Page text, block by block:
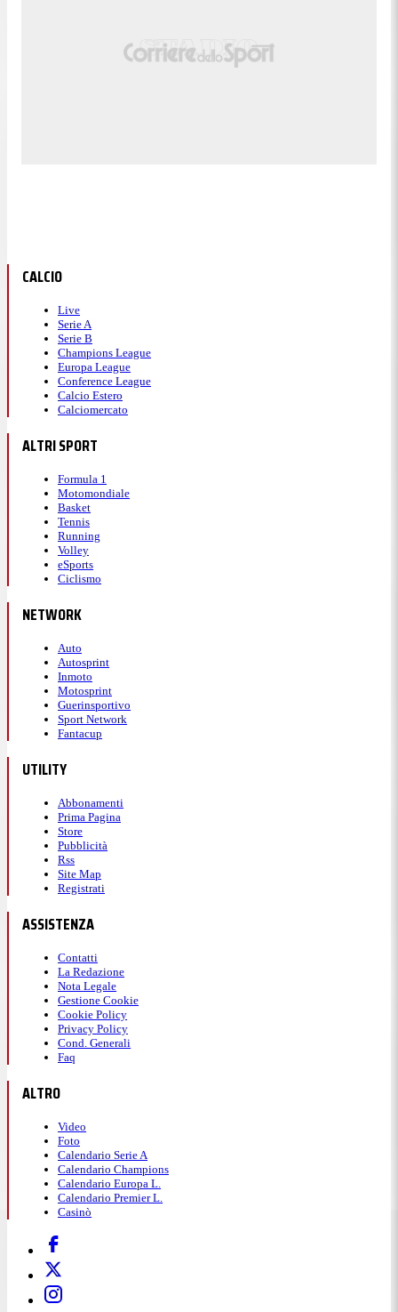
CALCIO
Live
Serie A
Serie B
Champions League
Europa League
Conference League
Calcio Estero
Calciomercato
ALTRI SPORT
Formula 1
Motomondiale
Basket
Tennis
Running
Volley
eSports
Ciclismo
NETWORK
Auto
Autosprint
Inmoto
Motosprint
Guerinsportivo
Sport Network
Fantacup
UTILITY
Abbonamenti
Prima Pagina
Store
Pubblicità
Rss
Site Map
Registrati
ASSISTENZA
Contatti
La Redazione
Nota Legale
Gestione Cookie
Cookie Policy
Privacy Policy
Cond. Generali
Faq
ALTRO
Video
Foto
Calendario Serie A
Calendario Champions
Calendario Europa L.
Calendario Premier L.
Casinò